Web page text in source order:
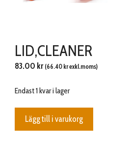
LID,CLEANER
83.00 kr (66.40 krexkl.moms)
Endast 1 kvar i lager
LID,CLEANER
mängd
Lägg till i varukorg